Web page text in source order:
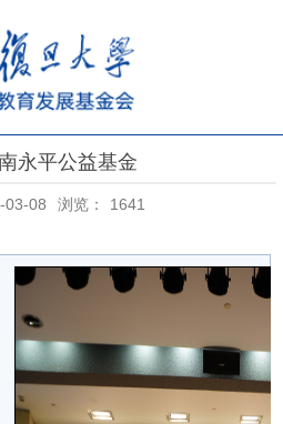
永平公益基金
03-08 浏览： 1641